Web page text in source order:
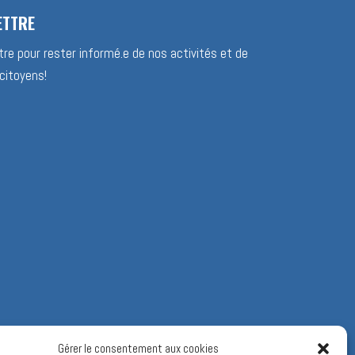
Gérer le consentement aux cookies
pour rester informé.e de nos activités et de